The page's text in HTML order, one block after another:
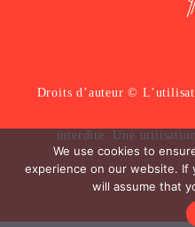
Droits d’auteur ©
interdite. Une
We use cookies to
experience on our website.
will assume that